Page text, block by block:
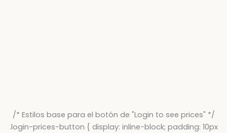
/* Estilos base para el botón de "Login to see prices" */
.login-prices-button { display: inline-block; padding: 10px